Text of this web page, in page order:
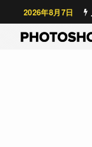
2026年8月7日